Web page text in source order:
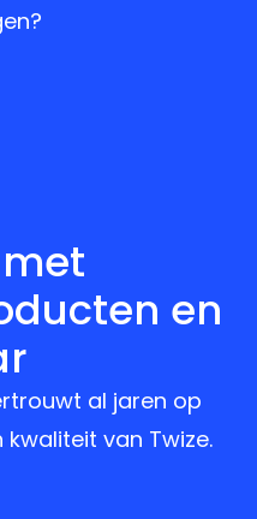
en
al jaren op
van Twize.